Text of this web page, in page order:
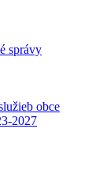
správy
obce
2027